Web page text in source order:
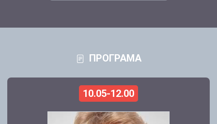
ПРОГРАМА
10.05-12.00